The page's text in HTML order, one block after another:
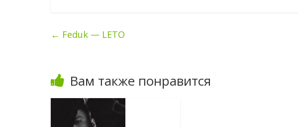
← Feduk — LETO
Вам также понравится